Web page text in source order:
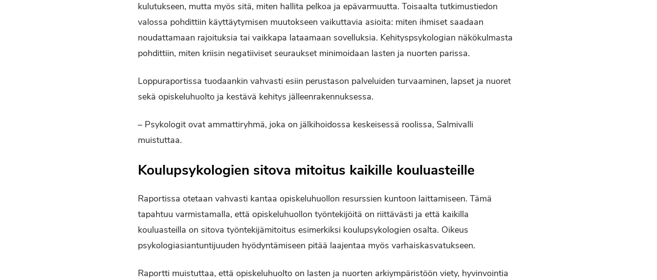
kulutukseen, mutta myös sitä, miten hallita pelkoa ja epävarmuutta. Toisaalta tutkimustiedon
valossa pohdittiin käyttäytymisen muutokseen vaikuttavia asioita: miten ihmiset saadaan
noudattamaan rajoituksia tai vaikkapa lataamaan sovelluksia. Kehityspsykologian näkökulmasta
pohdittiin, miten kriisin negatiiviset seuraukset minimoidaan lasten ja nuorten parissa.
Loppuraportissa tuodaankin vahvasti esiin perustason palveluiden turvaaminen, lapset ja nuoret
sekä opiskeluhuolto ja kestävä kehitys jälleenrakennuksessa.
– Psykologit ovat ammattiryhmä, joka on jälkihoidossa keskeisessä roolissa, Salmivalli
muistuttaa.
Koulupsykologien sitova mitoitus kaikille kouluasteille
Raportissa otetaan vahvasti kantaa opiskeluhuollon resurssien kuntoon laittamiseen. Tämä
tapahtuu varmistamalla, että opiskeluhuollon työntekijöitä on riittävästi ja että kaikilla
kouluasteilla on sitova työntekijämitoitus esimerkiksi koulupsykologien osalta. Oikeus
psykologiasiantuntijuuden hyödyntämiseen pitää laajentaa myös varhaiskasvatukseen.
Raportti muistuttaa, että opiskeluhuolto on lasten ja nuorten arkiympäristöön viety, hyvinvointia